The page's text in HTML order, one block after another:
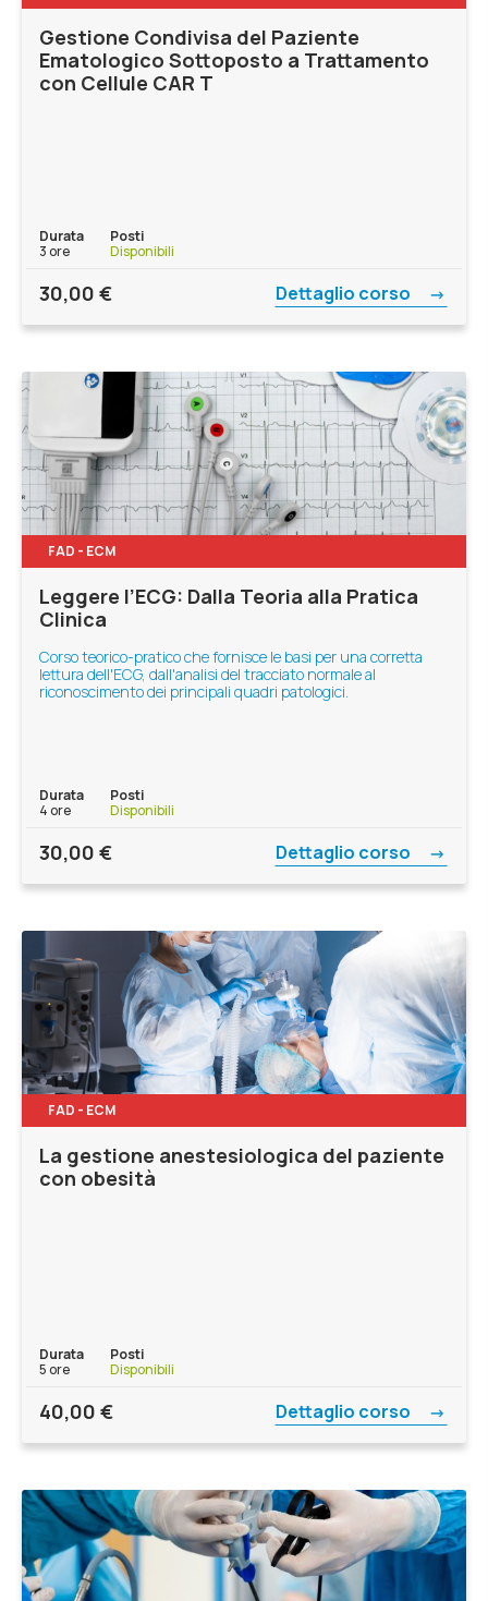
Gestione Condivisa del Paziente
Ematologico Sottoposto a Trattamento
con Cellule CAR T
Durata
3 ore
Posti
Disponibili
30,00 € Dettaglio corso
FAD - ECM
Leggere l’ECG: Dalla Teoria alla Pratica
Clinica
Corso teorico-pratico che fornisce le basi per una corretta
lettura dell'ECG, dall'analisi del tracciato normale al
riconoscimento dei principali quadri patologici.
Durata
4 ore
Posti
Disponibili
30,00 € Dettaglio corso
FAD - ECM
La gestione anestesiologica del paziente
con obesità
Durata
5 ore
Posti
Disponibili
40,00 € Dettaglio corso